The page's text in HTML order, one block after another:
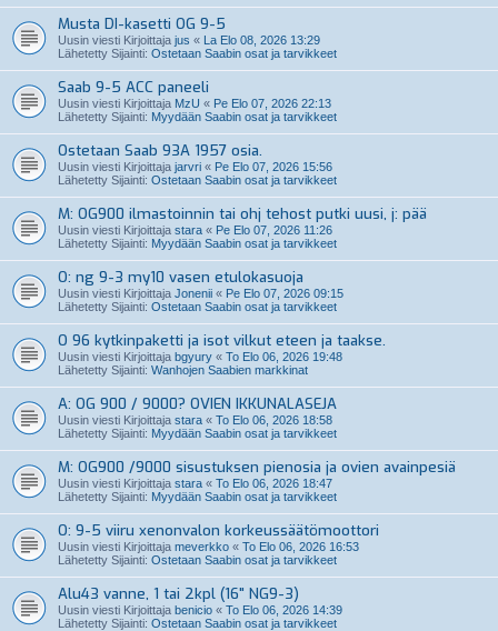
Musta DI-kasetti OG 9-5
Uusin viesti Kirjoittaja jus « La Elo 08, 2026 13:29
Lähetetty Sijainti: Ostetaan Saabin osat ja tarvikkeet
Saab 9-5 ACC paneeli
Uusin viesti Kirjoittaja MzU « Pe Elo 07, 2026 22:13
Lähetetty Sijainti: Myydään Saabin osat ja tarvikkeet
Ostetaan Saab 93A 1957 osia.
Uusin viesti Kirjoittaja jarvri « Pe Elo 07, 2026 15:56
Lähetetty Sijainti: Ostetaan Saabin osat ja tarvikkeet
M: OG900 ilmastoinnin tai ohj tehost putki uusi, j: pää
Uusin viesti Kirjoittaja stara « Pe Elo 07, 2026 11:26
Lähetetty Sijainti: Myydään Saabin osat ja tarvikkeet
O: ng 9-3 my10 vasen etulokasuoja
Uusin viesti Kirjoittaja Jonenii « Pe Elo 07, 2026 09:15
Lähetetty Sijainti: Ostetaan Saabin osat ja tarvikkeet
O 96 kytkinpaketti ja isot vilkut eteen ja taakse.
Uusin viesti Kirjoittaja bgyury « To Elo 06, 2026 19:48
Lähetetty Sijainti: Wanhojen Saabien markkinat
A: OG 900 / 9000? OVIEN IKKUNALASEJA
Uusin viesti Kirjoittaja stara « To Elo 06, 2026 18:58
Lähetetty Sijainti: Myydään Saabin osat ja tarvikkeet
M: OG900 /9000 sisustuksen pienosia ja ovien avainpesiä
Uusin viesti Kirjoittaja stara « To Elo 06, 2026 18:47
Lähetetty Sijainti: Myydään Saabin osat ja tarvikkeet
O: 9-5 viiru xenonvalon korkeussäätömoottori
Uusin viesti Kirjoittaja meverkko « To Elo 06, 2026 16:53
Lähetetty Sijainti: Ostetaan Saabin osat ja tarvikkeet
Alu43 vanne, 1 tai 2kpl (16" NG9-3)
Uusin viesti Kirjoittaja benicio « To Elo 06, 2026 14:39
Lähetetty Sijainti: Ostetaan Saabin osat ja tarvikkeet